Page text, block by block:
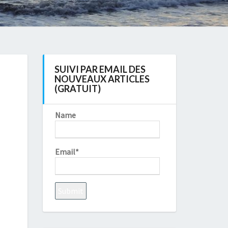
SUIVI PAR EMAIL DES
NOUVEAUX ARTICLES
(GRATUIT)
Name
Email*